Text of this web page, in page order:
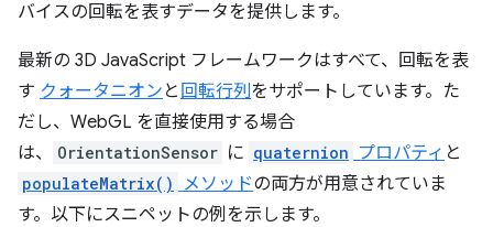
バイスの回転を表すデータを提供します。
最新の 3D JavaScript フレームワークはすべて、回転を表
す クォータニオン と 回転行列をサポートしています。た
だし、WebGL を直接使用する場合
は、
OrientationSensor に quaternion プロパティ と
populateMatrix() メソッドの両方が用意されていま
す。以下にスニペットの例を示します。